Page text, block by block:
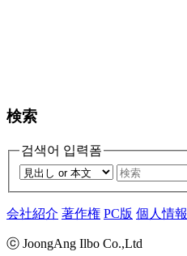
検索
검색어 입력폼
会社紹介 著作権 PC版 個人情報
ⓒ JoongAng Ilbo Co.,Ltd